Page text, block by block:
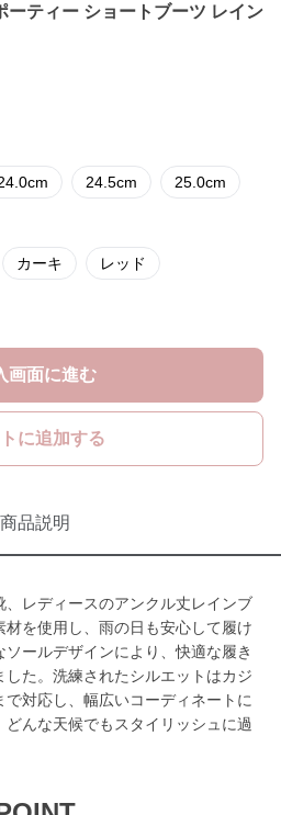
ーティー ショートブーツ レイン
24.5cm 25.0cm
カーキ レッド
画面に進む
に追加する
商品説明
レディースのアンクル丈レインブ
を使用し、雨の日も安心して履け
ールデザインにより、快適な履き
た。洗練されたシルエットはカジ
で対応し、幅広いコーディネートに
んな天候でもスタイリッシュに過